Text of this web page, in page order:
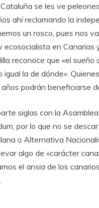
se les ve
ahí reclamando la
un rosco, pues nos
ecosocialista en
reconoce que «el
la de dónde».
podrán beneficiarse
siglas con la
por lo que no se
o Alternativa
algo de «carácter
el ansia de los